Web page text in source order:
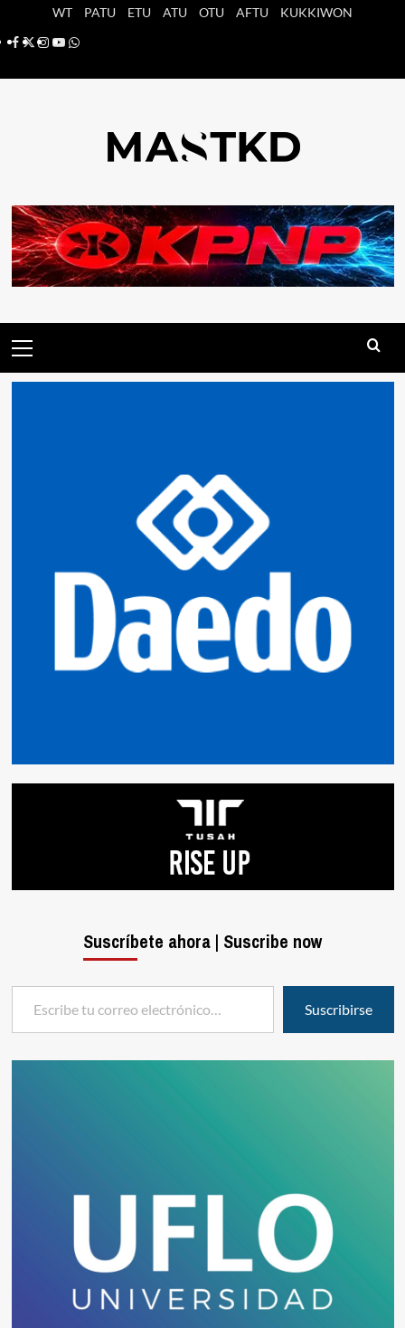
WT PATU ETU ATU OTU AFTU
KUKKIWON
Facebook
X Instagram
YouTube
Whatsapp
principal
Suscríbete ahora | Suscribe now
Escribe tu correo electrónico…
Suscribirse